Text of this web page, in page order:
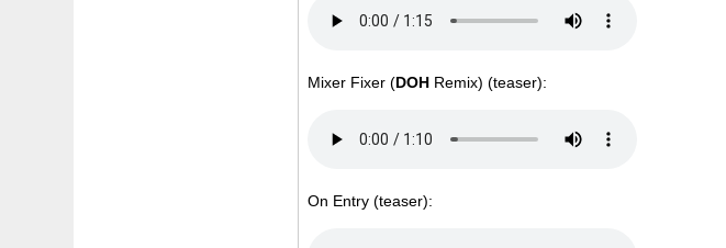
Mixer Fixer (DOH Remix) (teaser):
On Entry (teaser):